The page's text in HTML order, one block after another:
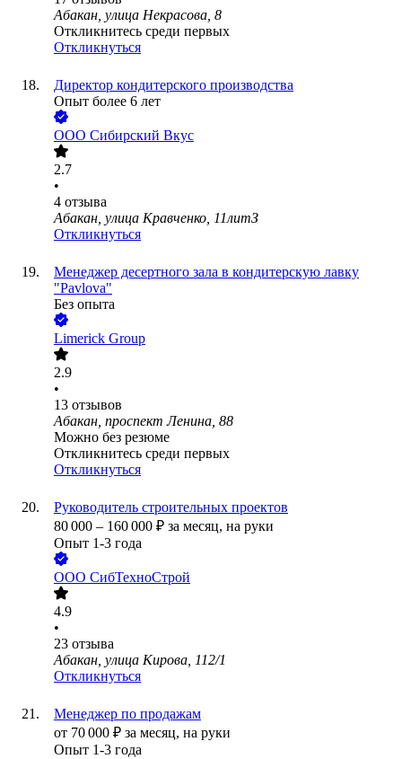
Абакан, улица Некрасова, 8
Откликнитесь среди первых
Откликнуться
Директор кондитерского производства
Опыт более 6 лет
ООО Сибирский Вкус
2.7
•
4 отзыва
Абакан, улица Кравченко, 11литЗ
Откликнуться
Менеджер десертного зала в кондитерскую лавку
"Pavlova"
Без опыта
Limerick Group
2.9
•
13 отзывов
Абакан, проспект Ленина, 88
Можно без резюме
Откликнитесь среди первых
Откликнуться
Руководитель строительных проектов
80 000 – 160 000 ₽ за месяц, на руки
Опыт 1-3 года
ООО СибТехноСтрой
4.9
•
23 отзыва
Абакан, улица Кирова, 112/1
Откликнуться
Менеджер по продажам
от 70 000 ₽ за месяц, на руки
Опыт 1-3 года